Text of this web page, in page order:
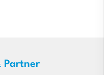
Partner